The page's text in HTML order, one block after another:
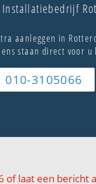
aanleggen in
staan direct voor u
010-3105066
of laat een bericht